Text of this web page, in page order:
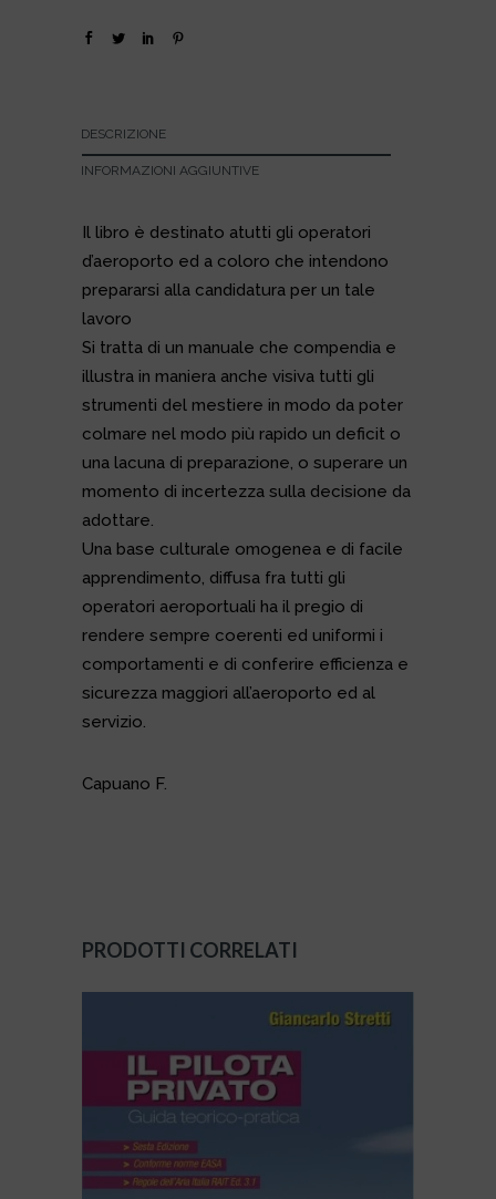
DESCRIZIONE
INFORMAZIONI AGGIUNTIVE
Il libro è destinato atutti gli operatori
d’aeroporto ed a coloro che intendono
prepararsi alla candidatura per un tale
lavoro
Si tratta di un manuale che compendia e
illustra in maniera anche visiva tutti gli
strumenti del mestiere in modo da poter
colmare nel modo più rapido un deficit o
una lacuna di preparazione, o superare un
momento di incertezza sulla decisione da
adottare.
Una base culturale omogenea e di facile
apprendimento, diffusa fra tutti gli
operatori aeroportuali ha il pregio di
rendere sempre coerenti ed uniformi i
comportamenti e di conferire efficienza e
sicurezza maggiori all’aeroporto ed al
servizio.
Capuano F.
PRODOTTI CORRELATI